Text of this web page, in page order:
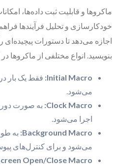
ماکروها و قابلیت ثبت داده‌ها،
خودکارسازی و تحلیل فرآیندها
اجازه می‌دهد تا دستورات پیچیده‌ای
بنویسید. انواع مختلفی از ماکروها در
Initial Macro: فقط یک بار
می‌شود.
Clock Macro: به صورت
اجرا می‌شود.
Background Macro: به
می‌شود و برای کنترل‌های
Open/Close Macro: